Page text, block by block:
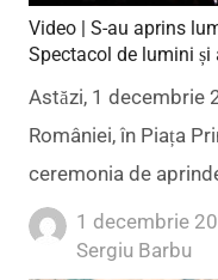
Video | S-au aprins
Spectacol de lumini și
Astăzi, 1 decembrie
României, în Piața
ceremonia de
1 decembrie
Author
Sergiu Barbu